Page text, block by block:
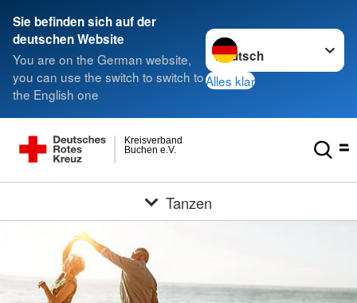
Sie befinden sich auf der
deutschen Website
You are on the German website,
you can use the switch to switch to
the English one
Sprache wechseln zu
Alles klar
Buchen e.V.
Kreisverband
Tanzen